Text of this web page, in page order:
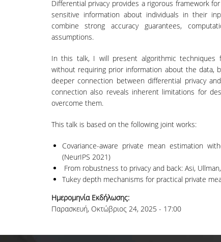
Differential privacy provides a rigorous framework
sensitive information about individuals in their
combine strong accuracy guarantees,
assumptions.
In this talk, I will present algorithmic techniques
without requiring prior information about the data,
deeper connection between differential privacy
connection also reveals inherent limitations for
overcome them.
This talk is based on the following joint works:
Covariance-aware private mean estimation
(NeurIPS 2021)
From robustness to privacy and back: Asi,
Tukey depth mechanisms for practical private
Ημερομηνία Εκδήλωσης:
Παρασκευή, Οκτώβριος 24, 2025 - 17:00